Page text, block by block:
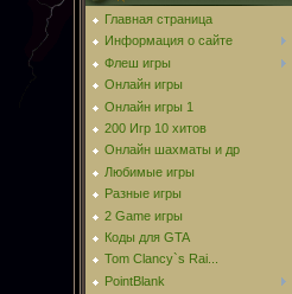
Главная страница
Информация о сайте
Флеш игры
Онлайн игры
Онлайн игры 1
200 Игр 10 хитов
Онлайн шахматы и др
Любимые игры
Разные игры
2 Game игры
Коды для GTA
Tom Clancy`s Rai...
PointBlank